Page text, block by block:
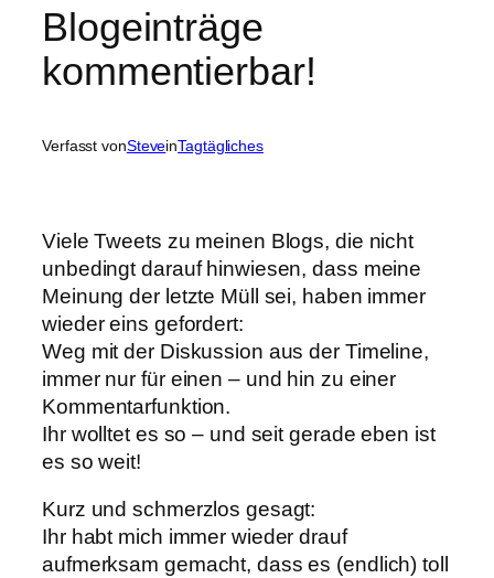
Blogeinträge
kommentierbar!
Verfasst vonSteveinTagtägliches
Viele Tweets zu meinen Blogs, die nicht
unbedingt darauf hinwiesen, dass meine
Meinung der letzte Müll sei, haben immer
wieder eins gefordert:
Weg mit der Diskussion aus der Timeline,
immer nur für einen – und hin zu einer
Kommentarfunktion.
Ihr wolltet es so – und seit gerade eben ist
es so weit!
Kurz und schmerzlos gesagt:
Ihr habt mich immer wieder drauf
aufmerksam gemacht, dass es (endlich) toll